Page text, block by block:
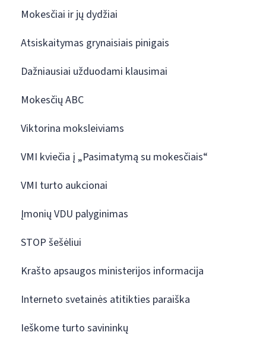
Mokesčiai ir jų dydžiai
Atsiskaitymas grynaisiais pinigais
Dažniausiai užduodami klausimai
Mokesčių ABC
Viktorina moksleiviams
VMI kviečia į „Pasimatymą su mokesčiais“
VMI turto aukcionai
Įmonių VDU palyginimas
STOP šešėliui
Krašto apsaugos ministerijos informacija
Interneto svetainės atitikties paraiška
Ieškome turto savininkų